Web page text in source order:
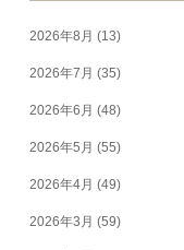
2026年8月 (13)
2026年7月 (35)
2026年6月 (48)
2026年5月 (55)
2026年4月 (49)
2026年3月 (59)